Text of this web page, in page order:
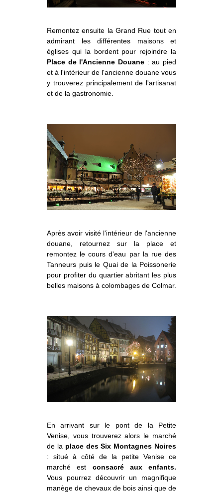
Remontez ensuite la Grand Rue tout en
admirant les différentes maisons et
églises qui la bordent pour rejoindre la
Place de l'Ancienne Douane : au pied
et à l'intérieur de l'ancienne douane vous
y trouverez principalement de l'artisanat
et de la gastronomie.
Après avoir visité l'intérieur de l'ancienne
douane, retournez sur la place et
remontez le cours d'eau par la rue des
Tanneurs puis le Quai de la Poissonerie
pour profiter du quartier abritant les plus
belles maisons à colombages de Colmar.
En arrivant sur le pont de la Petite
Venise, vous trouverez alors le marché
de la place des Six Montagnes Noires
: situé à côté de la petite Venise ce
marché est consacré aux enfants.
Vous pourrez découvrir un magnifique
manège de chevaux de bois ainsi que de